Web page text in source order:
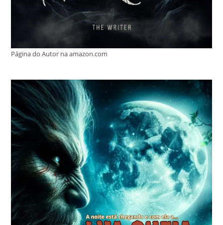
Página do Autor na amazon.com